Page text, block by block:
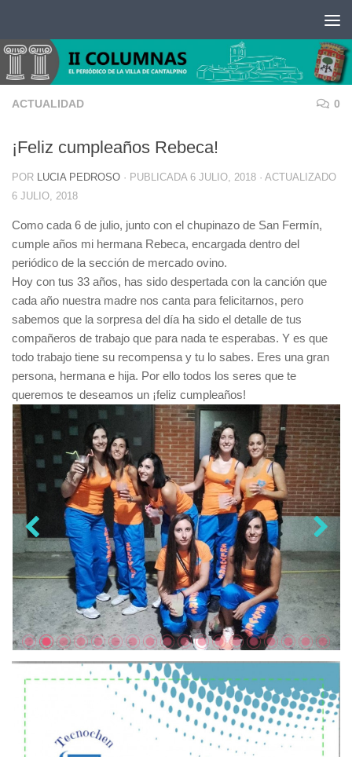
ACTUALIDAD 0
¡Feliz cumpleaños Rebeca!
POR LUCIA PEDROSO · PUBLICADA 6 JULIO, 2018 · ACTUALIZADO
6 JULIO, 2018
Como cada 6 de julio, junto con el chupinazo de San Fermín,
cumple años mi hermana Rebeca, encargada dentro del
periódico de la sección de mercado ovino.
Hoy con tus 33 años, has sido despertada con la canción que
cada año nuestra madre nos canta para felicitarnos, pero
sabemos que la sorpresa del día ha sido el detalle de tus
compañeros de trabajo que para nada te esperabas. Y es que
todo trabajo tiene su recompensa y tu lo sabes. Eres una gran
persona, hermana e hija. Por ello todos los seres que te
queremos te deseamos un ¡feliz cumpleaños!